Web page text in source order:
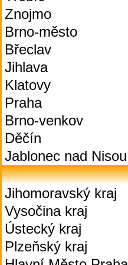
Znojmo
Brno-město
Břeclav
Jihlava
Klatovy
Praha
Brno-venkov
Děčín
Jablonec nad Nisou
Jihomoravský kraj
Vysočina kraj
Ústecký kraj
Plzeňský kraj